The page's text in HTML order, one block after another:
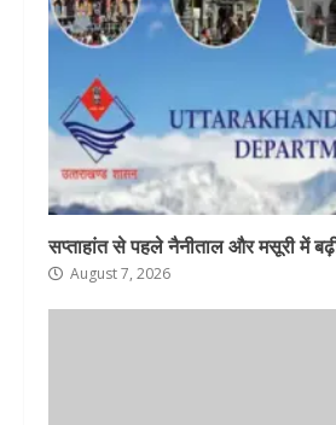
सप्ताहांत से पहले नैनीताल और मसूरी में
August 7, 2026